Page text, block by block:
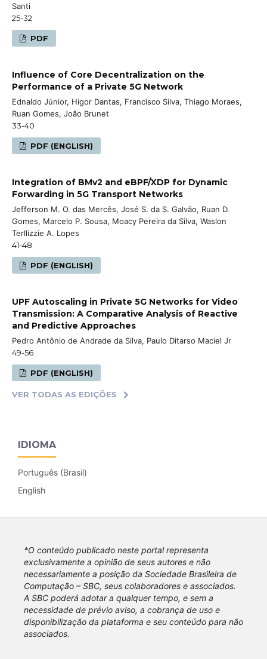
Santi
25-32
PDF
Influence of Core Decentralization on the
Performance of a Private 5G Network
Ednaldo Júnior, Higor Dantas, Francisco Silva, Thiago Moraes,
Ruan Gomes, João Brunet
33-40
PDF (ENGLISH)
Integration of BMv2 and eBPF/XDP for Dynamic
Forwarding in 5G Transport Networks
Jefferson M. O. das Mercês, José S. da S. Galvão, Ruan D.
Gomes, Marcelo P. Sousa, Moacy Pereira da Silva, Waslon
Terllizzie A. Lopes
41-48
PDF (ENGLISH)
UPF Autoscaling in Private 5G Networks for Video
Transmission: A Comparative Analysis of Reactive
and Predictive Approaches
Pedro Antônio de Andrade da Silva, Paulo Ditarso Maciel Jr
49-56
PDF (ENGLISH)
VER TODAS AS EDIÇÕES
IDIOMA
Português (Brasil)
English
*O conteúdo publicado neste portal representa
exclusivamente a opinião de seus autores e não
necessariamente a posição da Sociedade Brasileira de
Computação – SBC, seus colaboradores e associados.
A SBC poderá adotar a qualquer tempo, e sem a
necessidade de prévio aviso, a cobrança de uso e
disponibilização da plataforma e seu conteúdo para não
associados.